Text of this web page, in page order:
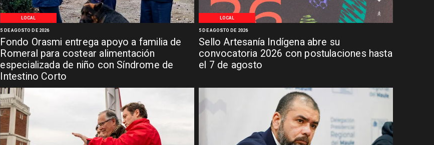
LOCAL
Fondo Orasmi entrega apoyo a familia de
Romeral para costear alimentación
especializada de niño con Síndrome de
Intestino Corto
5 DE AGOSTO DE 2026
LOCAL
Sello Artesanía Indígena abre su
convocatoria 2026 con postulaciones hasta
el 7 de agosto
5 DE AGOSTO DE 2026